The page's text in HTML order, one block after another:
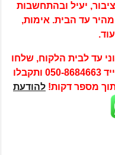
יעיל ובהתחשבות
עד הבית. אימות,
עד לבית הלקוח, שלחו
050-8684663 ותקבלו
מספר דקות! להודעת